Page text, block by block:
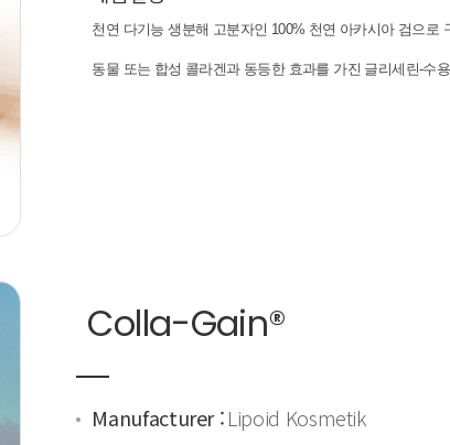
천연 다기능 생분해 고분자인 100% 천연 아카시아 검으로
동물 또는 합성 콜라겐과 동등한 효과를 가진 글리세린-수
Colla-Gain®
Manufacturer :Lipoid Kosmetik